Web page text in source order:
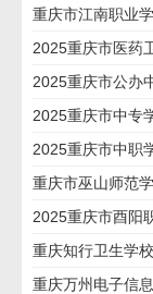
重庆市江南职业
2025重庆市医药
2025重庆市公办
2025重庆市中专
2025重庆市中职
重庆市巫山师范
2025重庆市酉阳
重庆知行卫生学
重庆万州电子信